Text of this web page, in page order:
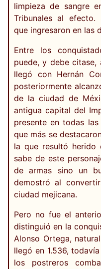
limpieza de sangre
Tribunales al efecto.
que ingresaron en las
Entre los
puede, y debe
llegó con Hernán
posteriormente
de la ciudad de
antigua capital del
presente en todas
que más se
la que resultó herido
sabe de este
de armas sino un
demostró al
ciudad mejicana.
Pero no fue el
distinguió en la
Alonso Ortega,
llegó en 1.536,
los postreros